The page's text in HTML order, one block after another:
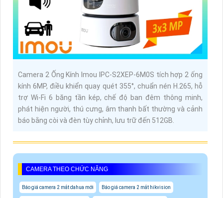
Camera 2 Ống Kính Imou IPC-S2XEP-6M0S tích hợp 2 ống
kính 6MP, điều khiển quay quét 355°, chuẩn nén H.265, hỗ
trợ Wi-Fi 6 băng tần kép, chế độ ban đêm thông minh,
phát hiện người, thú cưng, âm thanh bất thường và cảnh
báo bằng còi và đèn tùy chỉnh, lưu trữ đến 512GB.
CAMERA THEO CHỨC NĂNG
Báo giá camera 2 mắt dahua mới Báo giá camera 2 mắt hikvision